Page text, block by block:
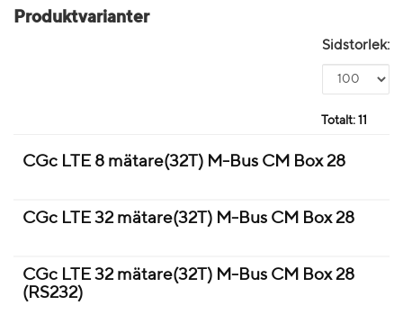
Produktvarianter
Sidstorlek:
Totalt: 11
CGc LTE 8 mätare(32T) M-Bus CM Box 28
CGc LTE 32 mätare(32T) M-Bus CM Box 28
CGc LTE 32 mätare(32T) M-Bus CM Box 28
(RS232)